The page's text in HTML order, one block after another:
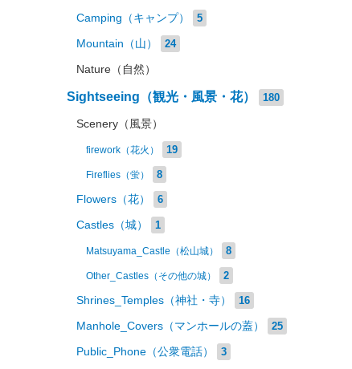
Camping（キャンプ） 5
Mountain（山） 24
Nature（自然）
Sightseeing（観光・風景・花） 180
Scenery（風景）
firework（花火） 19
Fireflies（蛍） 8
Flowers（花） 6
Castles（城） 1
Matsuyama_Castle（松山城） 8
Other_Castles（その他の城） 2
Shrines_Temples（神社・寺） 16
Manhole_Covers（マンホールの蓋） 25
Public_Phone（公衆電話） 3